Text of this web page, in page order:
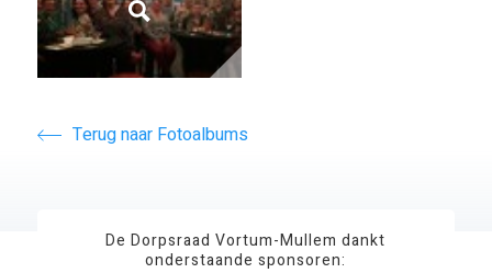
Terug naar Fotoalbums
De Dorpsraad Vortum-Mullem dankt
onderstaande sponsoren: